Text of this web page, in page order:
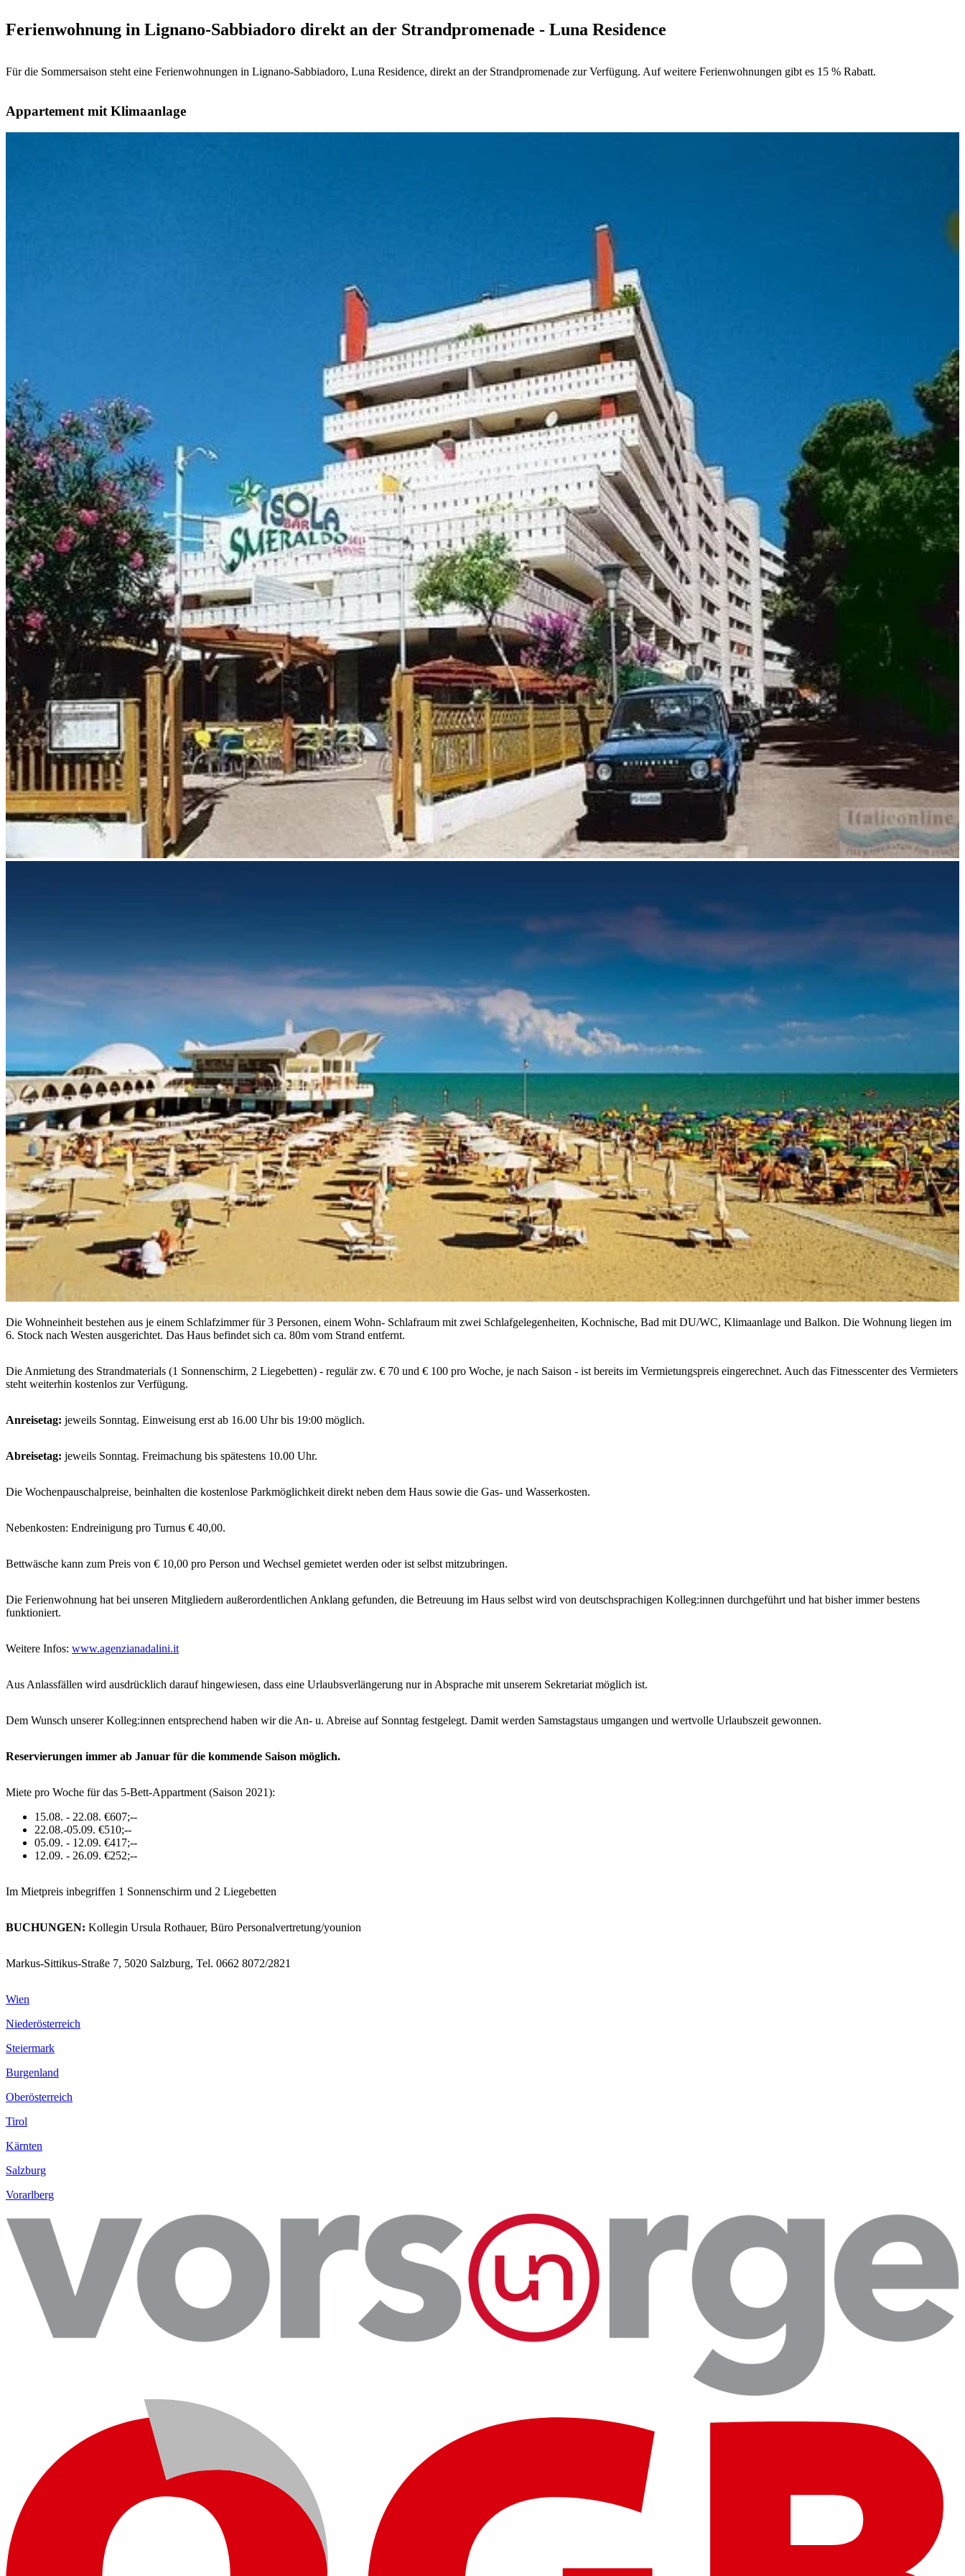
Ferienwohnung in Lignano-Sabbiadoro direkt an der Strandpromenade - Luna Residence
Für die Sommersaison steht eine Ferienwohnungen in Lignano-Sabbiadoro, Luna Residence, direkt an der Strandpromenade zur Verfügung. Auf weitere Ferienwohnungen gibt es 15 % Rabatt.
Appartement mit Klimaanlage
Die Wohneinheit bestehen aus je einem Schlafzimmer für 3 Personen, einem Wohn- Schlafraum mit zwei Schlafgelegenheiten, Kochnische, Bad mit DU/WC, Klimaanlage und Balkon. Die Wohnung liegen im
6. Stock nach Westen ausgerichtet. Das Haus befindet sich ca. 80m vom Strand entfernt.
Die Anmietung des Strandmaterials (1 Sonnenschirm, 2 Liegebetten) - regulär zw. € 70 und € 100 pro Woche, je nach Saison - ist bereits im Vermietungspreis eingerechnet. Auch das Fitnesscenter des Vermieters
steht weiterhin kostenlos zur Verfügung.
Anreisetag: jeweils Sonntag. Einweisung erst ab 16.00 Uhr bis 19:00 möglich.
Abreisetag: jeweils Sonntag. Freimachung bis spätestens 10.00 Uhr.
Die Wochenpauschalpreise, beinhalten die kostenlose Parkmöglichkeit direkt neben dem Haus sowie die Gas- und Wasserkosten.
Nebenkosten: Endreinigung pro Turnus € 40,00.
Bettwäsche kann zum Preis von € 10,00 pro Person und Wechsel gemietet werden oder ist selbst mitzubringen.
Die Ferienwohnung hat bei unseren Mitgliedern außerordentlichen Anklang gefunden, die Betreuung im Haus selbst wird von deutschsprachigen Kolleg:innen durchgeführt und hat bisher immer bestens
funktioniert.
Weitere Infos: www.agenzianadalini.it
Aus Anlassfällen wird ausdrücklich darauf hingewiesen, dass eine Urlaubsverlängerung nur in Absprache mit unserem Sekretariat möglich ist.
Dem Wunsch unserer Kolleg:innen entsprechend haben wir die An- u. Abreise auf Sonntag festgelegt. Damit werden Samstagstaus umgangen und wertvolle Urlaubszeit gewonnen.
Reservierungen immer ab Januar für die kommende Saison möglich.
Miete pro Woche für das 5-Bett-Appartment (Saison 2021):
15.08. - 22.08. €607;--
22.08.-05.09. €510;--
05.09. - 12.09. €417;--
12.09. - 26.09. €252;--
Im Mietpreis inbegriffen 1 Sonnenschirm und 2 Liegebetten
BUCHUNGEN: Kollegin Ursula Rothauer, Büro Personalvertretung/younion
Markus-Sittikus-Straße 7, 5020 Salzburg, Tel. 0662 8072/2821
Wien
Niederösterreich
Steiermark
Burgenland
Oberösterreich
Tirol
Kärnten
Salzburg
Vorarlberg